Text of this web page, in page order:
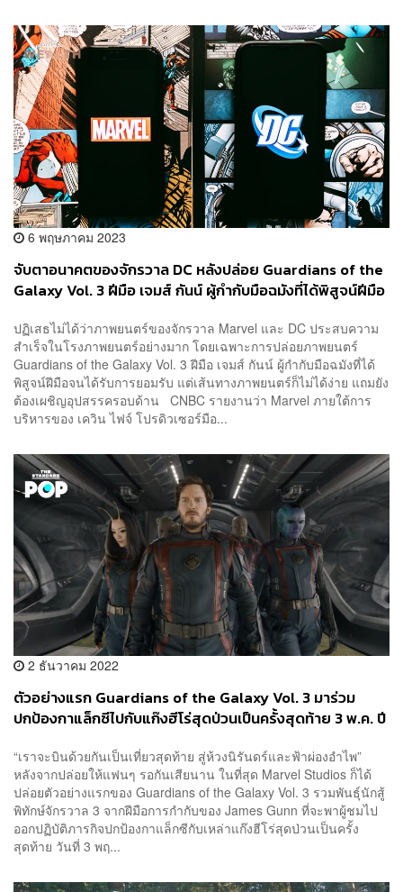
6 พฤษภาคม 2023
จับตาอนาคตของจักรวาล DC หลังปล่อย Guardians of the
Galaxy Vol. 3 ฝีมือ เจมส์ กันน์ ผู้กำกับมือฉมังที่ได้พิสูจน์ฝีมือ
ปฏิเสธไม่ได้ว่าภาพยนตร์ของจักรวาล Marvel และ DC ประสบความ
สำเร็จในโรงภาพยนตร์อย่างมาก โดยเฉพาะการปล่อยภาพยนตร์
Guardians of the Galaxy Vol. 3 ฝีมือ เจมส์ กันน์ ผู้กำกับมือฉมังที่ได้
พิสูจน์ฝีมือจนได้รับการยอมรับ แต่เส้นทางภาพยนตร์ก็ไม่ได้ง่าย แถมยัง
ต้องเผชิญอุปสรรครอบด้าน CNBC รายงานว่า Marvel ภายใต้การ
บริหารของ เควิน ไฟจ์ โปรดิวเซอร์มือ...
2 ธันวาคม 2022
ตัวอย่างแรก Guardians of the Galaxy Vol. 3 มาร่วม
ปกป้องกาแล็กซีไปกับแก๊งฮีโร่สุดป่วนเป็นครั้งสุดท้าย 3 พ.ค. ปี
“เราจะบินด้วยกันเป็นเที่ยวสุดท้าย สู่ห้วงนิรันดร์และฟ้าผ่องอำไพ”
หลังจากปล่อยให้แฟนๆ รอกันเสียนาน ในที่สุด Marvel Studios ก็ได้
ปล่อยตัวอย่างแรกของ Guardians of the Galaxy Vol. 3 รวมพันธุ์นักสู้
พิทักษ์จักรวาล 3 จากฝีมือการกำกับของ James Gunn ที่จะพาผู้ชมไป
ออกปฏิบัติภารกิจปกป้องกาแล็กซีกับเหล่าแก๊งฮีโร่สุดป่วนเป็นครั้ง
สุดท้าย วันที่ 3 พฤ...